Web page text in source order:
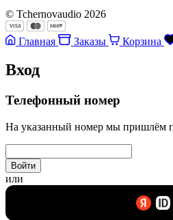
© Tchernovaudio 2026
Главная Заказы Корзина
Вход
Телефонный номер
На указанный номер мы пришлём
Войти
или